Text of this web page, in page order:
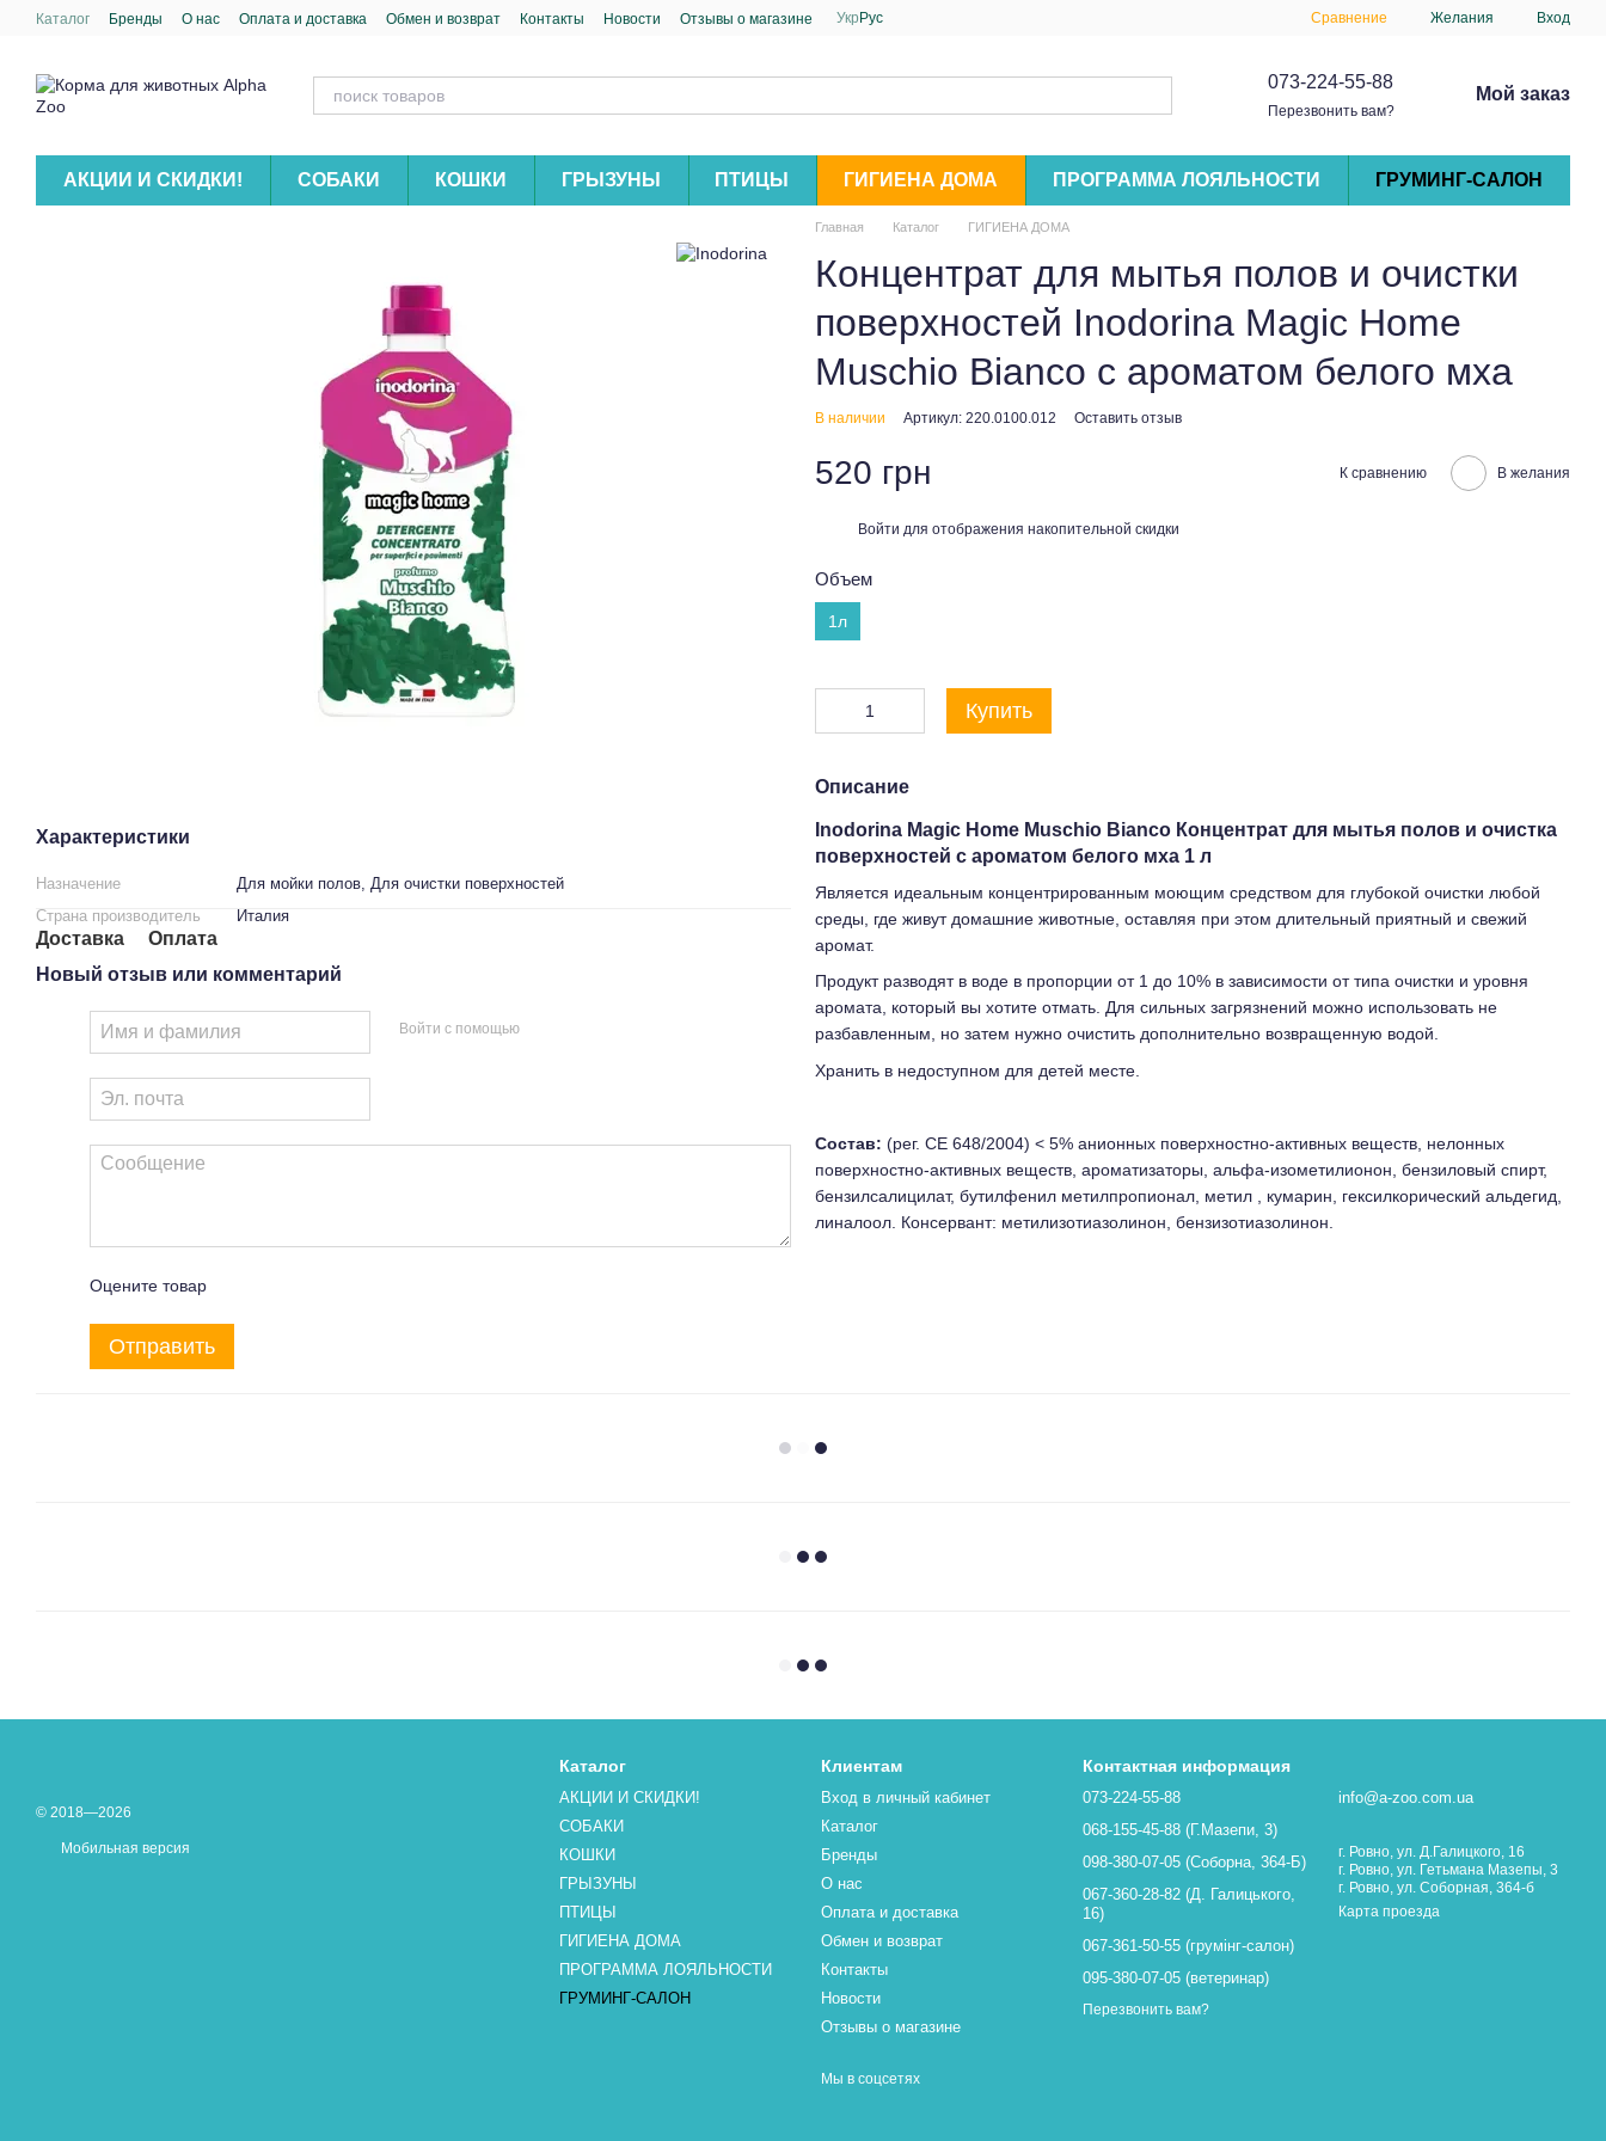
Перейти к основному контенту
Каталог Бренды О нас Оплата и доставка Обмен и возврат Контакты Новости Отзывы о магазине Укр Рус Сравнение Желания Вход
073-224-55-88
Перезвонить вам?
Мой заказ
АКЦИИ И СКИДКИ! СОБАКИ КОШКИ ГРЫЗУНЫ ПТИЦЫ ГИГИЕНА ДОМА ПРОГРАММА ЛОЯЛЬНОСТИ ГРУМИНГ-САЛОН
Характеристики
Назначение
Для мойки полов, Для очистки поверхностей
Страна производитель
Италия
Доставка
Оплата
Новый отзыв или комментарий
Войти с помощью
Оцените товар
Отправить
Главная Каталог ГИГИЕНА ДОМА
Концентрат для мытья полов и очистки
поверхностей Inodorina Magic Home
Muschio Bianco с ароматом белого мха
В наличии Артикул: 220.0100.012 Оставить отзыв
520 грн К сравнению В желания
Войти для отображения накопительной скидки
Объем
1л
Купить
Описание
Inodorina Magic Home Muschio Bianco Концентрат для мытья полов и очистка
поверхностей с ароматом белого мха 1 л
Является идеальным концентрированным моющим средством для глубокой очистки любой
среды, где живут домашние животные, оставляя при этом длительный приятный и свежий
аромат.
Продукт разводят в воде в пропорции от 1 до 10% в зависимости от типа очистки и уровня
аромата, который вы хотите отмать. Для сильных загрязнений можно использовать не
разбавленным, но затем нужно очистить дополнительно возвращенную водой.
Хранить в недоступном для детей месте.
Состав: (рег. СЕ 648/2004) < 5% анионных поверхностно-активных веществ, нелонных
поверхностно-активных веществ, ароматизаторы, альфа-изометилионон, бензиловый спирт,
бензилсалицилат, бутилфенил метилпропионал, метил , кумарин, гексилкорический альдегид,
линалоол. Консервант: метилизотиазолинон, бензизотиазолинон.
© 2018—2026
Мобильная версия
Каталог
АКЦИИ И СКИДКИ!
СОБАКИ
КОШКИ
ГРЫЗУНЫ
ПТИЦЫ
ГИГИЕНА ДОМА
ПРОГРАММА ЛОЯЛЬНОСТИ
ГРУМИНГ-САЛОН
Клиентам
Вход в личный кабинет
Каталог
Бренды
О нас
Оплата и доставка
Обмен и возврат
Контакты
Новости
Отзывы о магазине
Мы в соцсетях
Контактная информация
073-224-55-88
068-155-45-88 (Г.Мазепи, 3)
098-380-07-05 (Соборна, 364-Б)
067-360-28-82 (Д. Галицького,
16)
067-361-50-55 (грумінг-салон)
095-380-07-05 (ветеринар)
Перезвонить вам?
info@a-zoo.com.ua
г. Ровно, ул. Д.Галицкого, 16
г. Ровно, ул. Гетьмана Мазепы, 3
г. Ровно, ул. Соборная, 364-б
Карта проезда